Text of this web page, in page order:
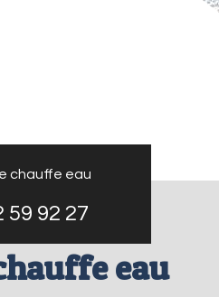
chauffe eau
59 92 27
eau